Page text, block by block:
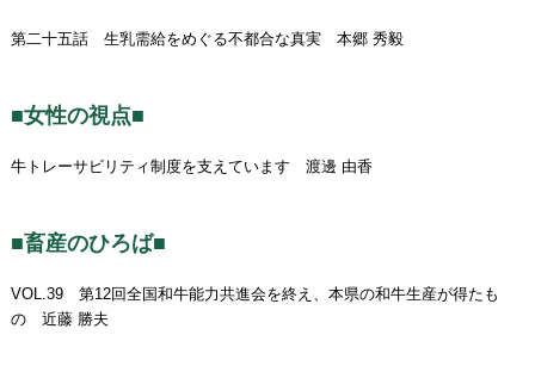
第二十五話 生乳需給をめぐる不都合な真実 本郷 秀毅
■女性の視点■
牛トレーサビリティ制度を支えています 渡邊 由香
■畜産のひろば■
VOL.39 第12回全国和牛能力共進会を終え、本県の和牛生産が得たも
の 近藤 勝夫